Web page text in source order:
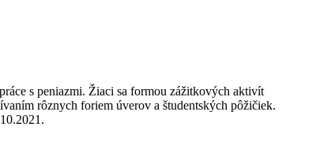
s peniazmi. Žiaci sa formou zážitkových aktivít
rôznych foriem úverov a študentských pôžičiek.